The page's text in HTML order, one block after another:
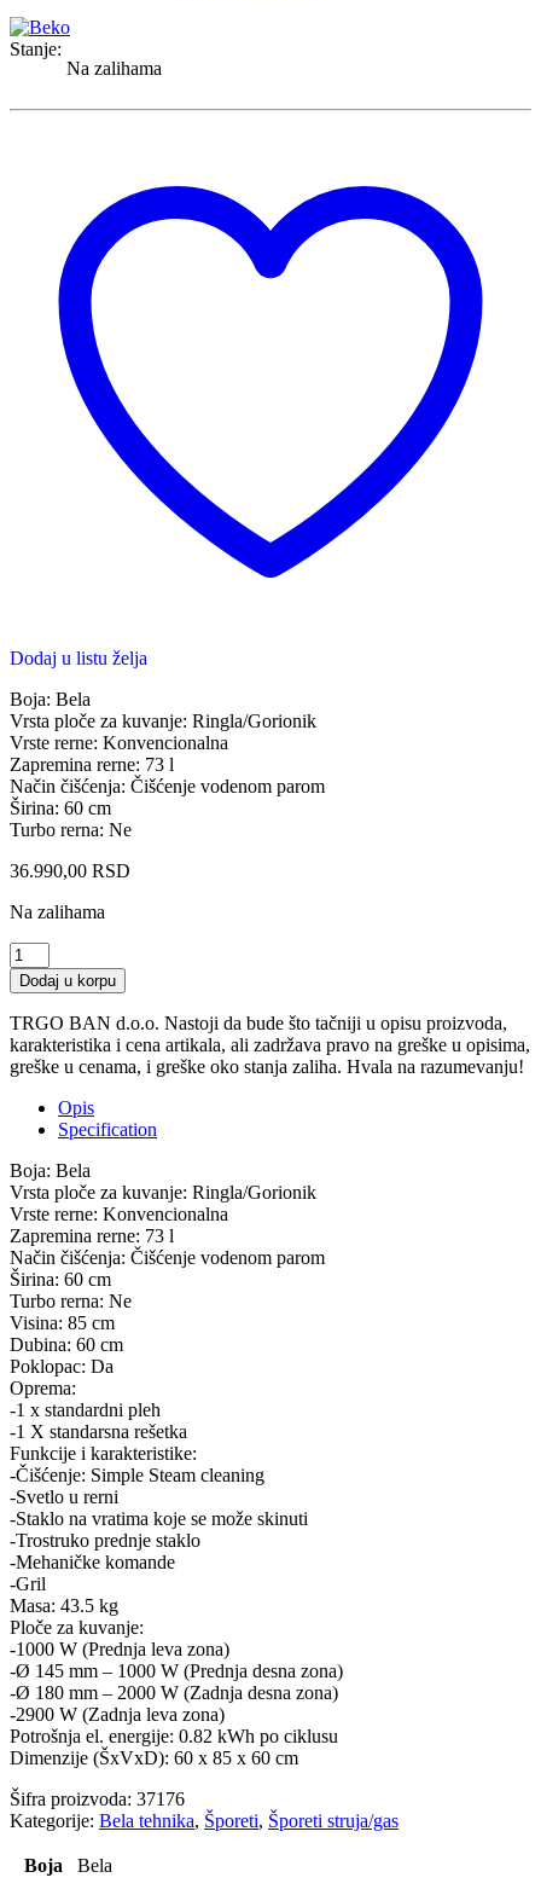
Stanje:
Na zalihama
Dodaj u listu želja
Boja: Bela
Vrsta ploče za kuvanje: Ringla/Gorionik
Vrste rerne: Konvencionalna
Zapremina rerne: 73 l
Način čišćenja: Čišćenje vodenom parom
Širina: 60 cm
Turbo rerna: Ne
36.990,00 RSD
Na zalihama
BEKO
FBS
64010
WD
Kombinovani
šporet
quantity
Dodaj u korpu
TRGO BAN d.o.o. Nastoji da bude što tačniji u opisu proizvoda,
karakteristika i cena artikala, ali zadržava pravo na greške u opisima,
greške u cenama, i greške oko stanja zaliha. Hvala na razumevanju!
Opis
Specification
Boja: Bela
Vrsta ploče za kuvanje: Ringla/Gorionik
Vrste rerne: Konvencionalna
Zapremina rerne: 73 l
Način čišćenja: Čišćenje vodenom parom
Širina: 60 cm
Turbo rerna: Ne
Visina: 85 cm
Dubina: 60 cm
Poklopac: Da
Oprema:
-1 x standardni pleh
-1 X standarsna rešetka
Funkcije i karakteristike:
-Čišćenje: Simple Steam cleaning
-Svetlo u rerni
-Staklo na vratima koje se može skinuti
-Trostruko prednje staklo
-Mehaničke komande
-Gril
Masa: 43.5 kg
Ploče za kuvanje:
-1000 W (Prednja leva zona)
-Ø 145 mm – 1000 W (Prednja desna zona)
-Ø 180 mm – 2000 W (Zadnja desna zona)
-2900 W (Zadnja leva zona)
Potrošnja el. energije: 0.82 kWh po ciklusu
Dimenzije (ŠxVxD): 60 x 85 x 60 cm
Šifra proizvoda: 37176
Kategorije: Bela tehnika, Šporeti, Šporeti struja/gas
Boja Bela